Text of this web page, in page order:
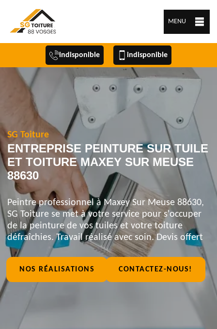
MENU
indisponible indisponible
SG Toiture
ENTREPRISE PEINTURE SUR TUILE
ET TOITURE MAXEY SUR MEUSE
88630
Peintre professionnel à Maxey Sur Meuse 88630,
SG Toiture se met à votre service pour s'occuper
de la peinture de vos tuiles et votre toiture
défraîchies. Travail réalisé avec soin. Devis offert
NOS RÉALISATIONS CONTACTEZ-NOUS!